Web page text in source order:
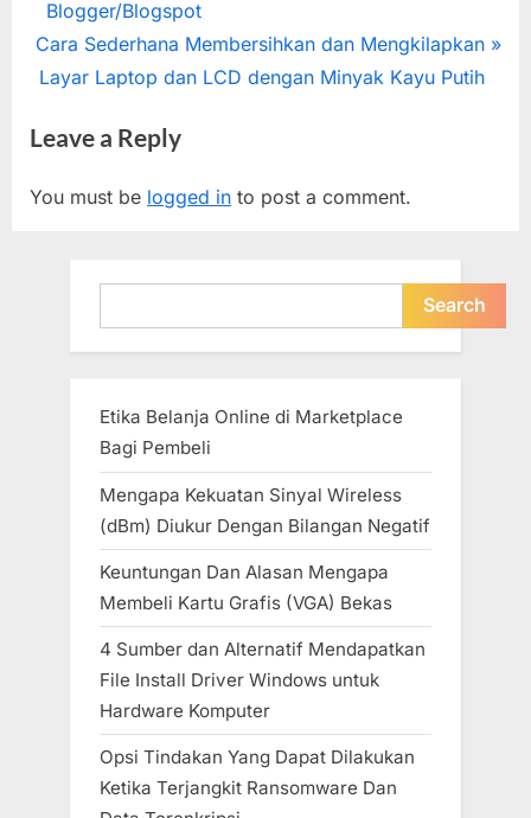
navigation
r
e
v
o
s
Blogger/Blogspot
N
e
t
o
Cara Sederhana Membersihkan dan Mengkilapkan
Layar Laptop dan LCD dengan Minyak Kayu Putih
Leave a Reply
You must be logged in to post a comment.
Search
Etika Belanja Online di Marketplace
Bagi Pembeli
Mengapa Kekuatan Sinyal Wireless
(dBm) Diukur Dengan Bilangan Negatif
Keuntungan Dan Alasan Mengapa
Membeli Kartu Grafis (VGA) Bekas
4 Sumber dan Alternatif Mendapatkan
File Install Driver Windows untuk
Hardware Komputer
Opsi Tindakan Yang Dapat Dilakukan
Ketika Terjangkit Ransomware Dan